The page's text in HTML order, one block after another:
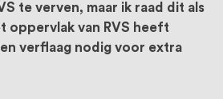
te verven, maar ik raad dit als
oppervlak van RVS heeft
verflaag nodig voor extra